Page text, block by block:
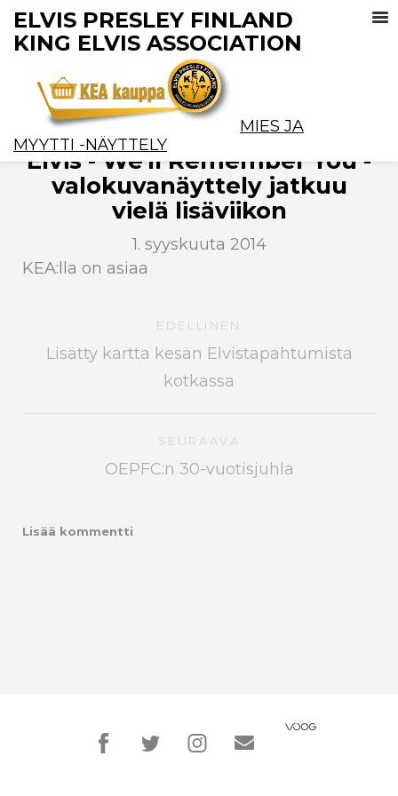
ELVIS PRESLEY FINLAND
KING ELVIS ASSOCIATION
MIES JA
MYYTTI -NÄYTTELY
Elvis - We'll Remember You -
valokuvanäyttely jatkuu
vielä lisäviikon
1. syyskuuta 2014
KEA:lla on asiaa
EDELLINEN
Lisätty kartta kesän Elvistapahtumista
kotkassa
SEURAAVA
OEPFC:n 30-vuotisjuhla
Lisää kommentti